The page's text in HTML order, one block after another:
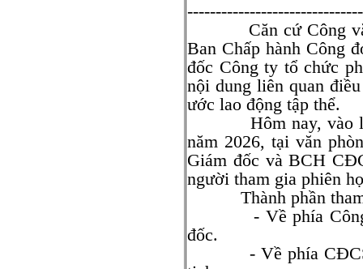
Căn cứ Công văn
Ban Chấp hành Công
đốc Công ty tổ chức
nội dung liên quan
ước lao động tập thể.
Hôm nay, vào lúc
năm 2026, tại văn
Giám đốc và BCH
người tham gia phiên
Thành phần
- Về phía Công ty:
đốc.
- Về phía CĐCS: